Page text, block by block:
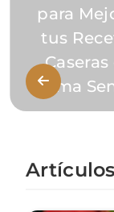
para
tus
Caseras
Forma